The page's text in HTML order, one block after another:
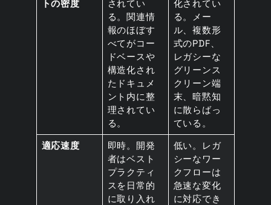
トの密度
されてい
る。関連情
報のほぼす
べてがコー
ドベースや
構造化され
たドキュメ
ント内に整
理されてい
る。
化されてい
る。メー
ル、複数形
式のPDF、
レガシーな
グリーンス
クリーン端
末、暗黙知
に散らばっ
ている。
適応速度
即時。開発
者はベスト
プラクティ
スを日常的
に取り入れ
低い。レガ
シーなワー
クフローは
急速な変化
に対応でき